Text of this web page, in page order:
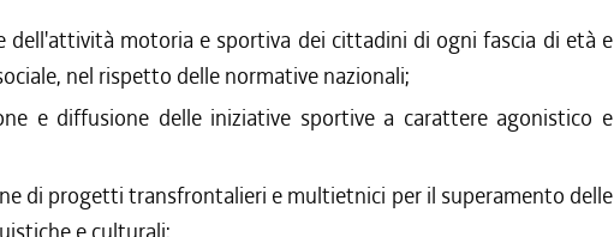
dell'attività motoria e sportiva dei cittadini di ogni fascia di età e
nel rispetto delle normative nazionali;
e diffusione delle iniziative sportive a carattere agonistico e
di progetti transfrontalieri e multietnici per il superamento delle